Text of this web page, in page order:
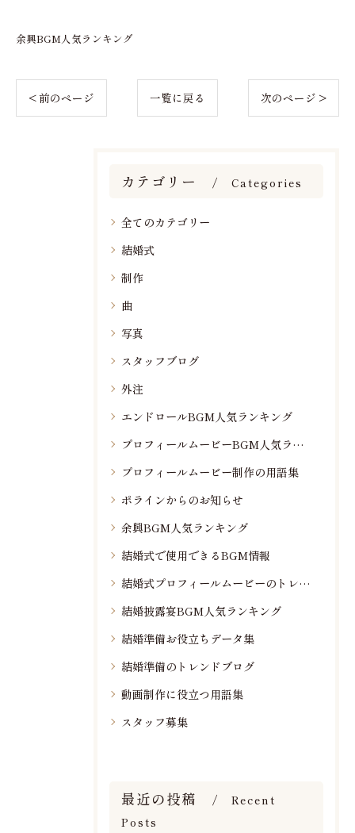
余興BGM人気ランキング
< 前のページ 一覧に戻る 次のページ >
カテゴリー Categories
全てのカテゴリー
結婚式
制作
曲
写真
スタッフブログ
外注
エンドロールBGM人気ランキング
プロフィールムービーBGM人気ランキング
プロフィールムービー制作の用語集
ポラインからのお知らせ
余興BGM人気ランキング
結婚式で使用できるBGM情報
結婚式プロフィールムービーのトレンド情報
結婚披露宴BGM人気ランキング
結婚準備お役立ちデータ集
結婚準備のトレンドブログ
動画制作に役立つ用語集
スタッフ募集
最近の投稿
Recent
Posts